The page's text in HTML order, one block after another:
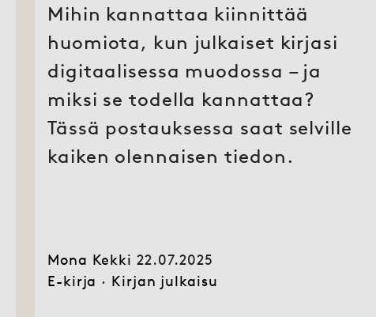
Mihin kannattaa kiinnittää
huomiota, kun julkaiset kirjasi
digitaalisessa muodossa – ja
miksi se todella kannattaa?
Tässä postauksessa saat selville
kaiken olennaisen tiedon.
Mona Kekki 22.07.2025
E-kirja · Kirjan julkaisu